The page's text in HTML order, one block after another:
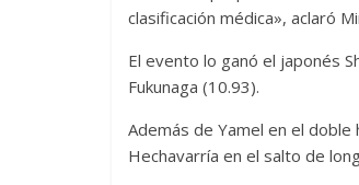
clasificación médica», aclaró
El evento lo ganó el japonés
Fukunaga (10.93).
Además de Yamel en el
Hechavarría en el salto de